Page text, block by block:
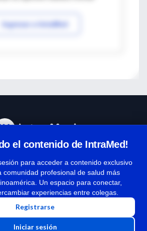
Ingresar a IntraMed
el contenido de IntraMed!
para acceder a contenido exclusivo
comunidad profesional de salud más
Un espacio para conectar,
experiencias entre colegas.
Registrarse
Iniciar sesión
Términos y condiciones
Políticas de privacidad
reservados | Copyright 1997-2026